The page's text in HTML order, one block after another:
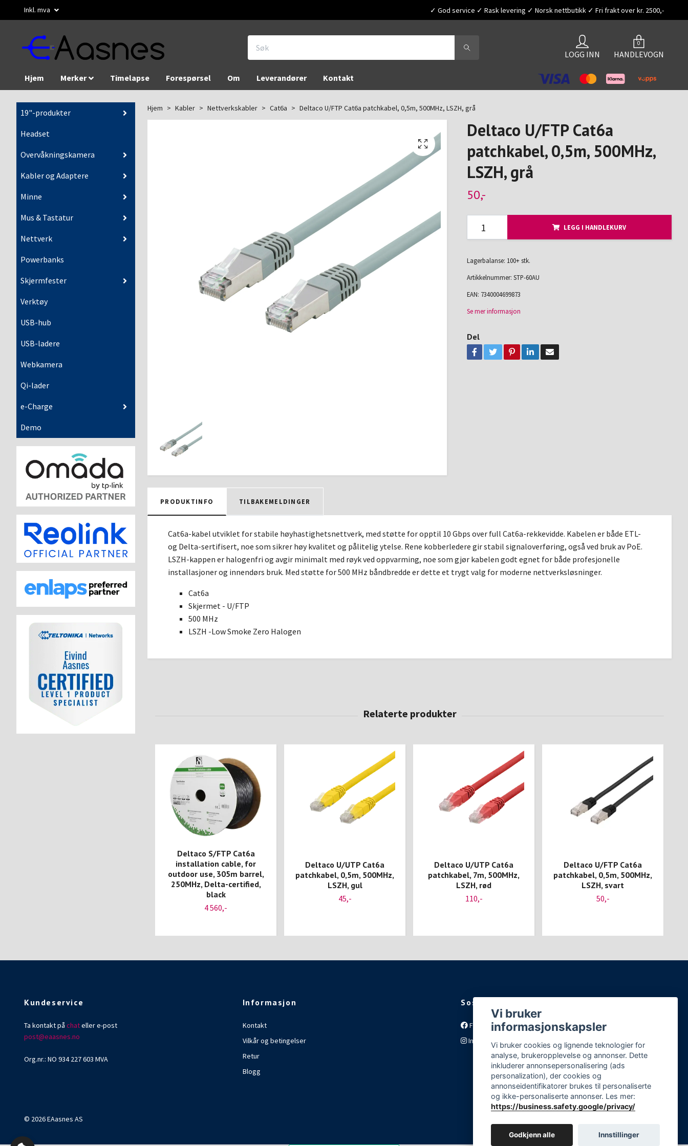
Inkl. mva ✓ God service ✓ Rask levering ✓ Norsk nettbutikk ✓ Fri frakt over kr. 2500,-
LOGG INN
0
HANDLEVOGN
Hjem Merker Timelapse Forespørsel Om Leverandører Kontakt
19"-produkter
Headset
Overvåkningskamera
Kabler og Adaptere
Minne
Mus & Tastatur
Nettverk
Powerbanks
Skjermfester
Verktøy
USB-hub
USB-ladere
Webkamera
Qi-lader
e-Charge
Demo
Hjem Kabler Nettverkskabler Cat6a Deltaco U/FTP Cat6a patchkabel, 0,5m, 500MHz, LSZH, grå
Deltaco U/FTP Cat6a
patchkabel, 0,5m, 500MHz,
LSZH, grå
50,-
LEGG I HANDLEKURV
Lagerbalanse: 100+ stk.
Artikkelnummer: STP-60AU
EAN: 7340004699873
Se mer informasjon
Del
PRODUKTINFO TILBAKEMELDINGER
Cat6a-kabel utviklet for stabile høyhastighetsnettverk, med støtte for opptil 10 Gbps over full Cat6a-rekkevidde. Kabelen er både ETL-
og Delta-sertifisert, noe som sikrer høy kvalitet og pålitelig ytelse. Rene kobberledere gir stabil signaloverføring, også ved bruk av PoE.
LSZH-kappen er halogenfri og avgir minimalt med røyk ved oppvarming, noe som gjør kabelen godt egnet for både profesjonelle
installasjoner og innendørs bruk. Med støtte for 500 MHz båndbredde er dette et trygt valg for moderne nettverksløsninger.
Cat6a
Skjermet - U/FTP
500 MHz
LSZH -Low Smoke Zero Halogen
Deltaco S/FTP Cat6a
installation cable, for
outdoor use, 305m barrel,
250MHz, Delta-certified,
black
4 560,-
Deltaco U/UTP Cat6a
patchkabel, 0,5m, 500MHz,
LSZH, gul
45,-
Deltaco U/UTP Cat6a
patchkabel, 7m, 500MHz,
LSZH, rød
110,-
Deltaco U/FTP Cat6a
patchkabel, 0,5m, 500MHz,
LSZH, svart
50,-
Kundeservice
Ta kontakt på chateller e-post
post@eaasnes.no
Org.nr.: NO 934 227 603 MVA
Informasjon
Kontakt
Vilkår og betingelser
Retur
Blogg
Sosiale medier
Facebook
Instagram
© 2026 EAasnes AS
Vi bruker
informasjonskapsler
Vi bruker cookies og lignende teknologier for
analyse, brukeropplevelse og annonser. Dette
inkluderer annonsepersonalisering (ads
personalization), der cookies og
annonseidentifikatorer brukes til personaliserte
og ikke-personaliserte annonser. Les mer:
https://business.safety.google/privacy/
Godkjenn alle Innstillinger